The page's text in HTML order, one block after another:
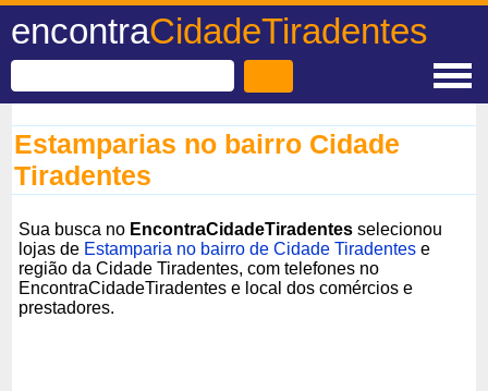
encontraCidadeTiradentes
Estamparias no bairro Cidade
Tiradentes
Sua busca no EncontraCidadeTiradentes selecionou
lojas de Estamparia no bairro de Cidade Tiradentes e
região da Cidade Tiradentes, com telefones no
EncontraCidadeTiradentes e local dos comércios e
prestadores.